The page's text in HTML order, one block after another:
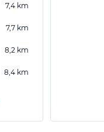
7,4 km
7,7 km
8,2 km
8,4 km